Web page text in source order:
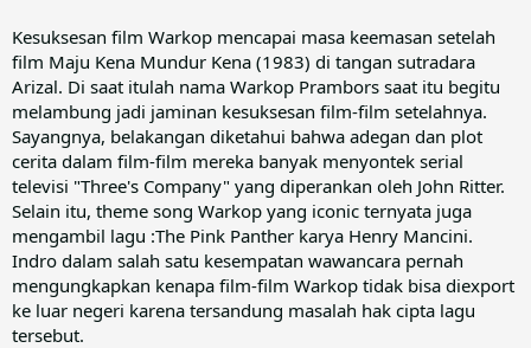
Kesuksesan film Warkop mencapai masa keemasan setelah
film Maju Kena Mundur Kena (1983) di tangan sutradara
Arizal. Di saat itulah nama Warkop Prambors saat itu begitu
melambung jadi jaminan kesuksesan film-film setelahnya.
Sayangnya, belakangan diketahui bahwa adegan dan plot
cerita dalam film-film mereka banyak menyontek serial
televisi "Three's Company" yang diperankan oleh John Ritter.
Selain itu, theme song Warkop yang iconic ternyata juga
mengambil lagu :The Pink Panther karya Henry Mancini.
Indro dalam salah satu kesempatan wawancara pernah
mengungkapkan kenapa film-film Warkop tidak bisa diexport
ke luar negeri karena tersandung masalah hak cipta lagu
tersebut.